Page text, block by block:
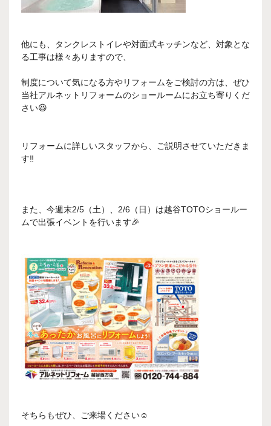
他にも、タンクレストイレや対面式キッチンなど、対象とな
る工事は様々ありますので、
制度について気になる方やリフォームをご検討の方は、ぜひ
当社アルネットリフォームのショールームにお立ち寄りくだ
さい😆
リフォームに詳しいスタッフから、ご説明させていただきま
す‼
また、今週末2/5（土）、2/6（日）は越谷TOTOショールー
ムで出張イベントを行います🎉
そちらもぜひ、ご来場ください☺